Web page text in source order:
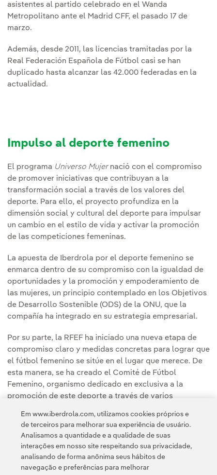
asistentes al partido celebrado en el Wanda
Metropolitano ante el Madrid CFF, el pasado 17 de
marzo.
Además, desde 2011, las licencias tramitadas por la
Real Federación Española de Fútbol casi se han
duplicado hasta alcanzar las 42.000 federadas en la
actualidad.
Impulso al deporte femenino
El programa Universo Mujernació con el compromiso
de promover iniciativas que contribuyan a la
transformación social a través de los valores del
deporte. Para ello, el proyecto profundiza en la
dimensión social y cultural del deporte para impulsar
un cambio en el estilo de vida y activar la promoción
de las competiciones femeninas.
La apuesta de Iberdrola por el deporte femenino se
enmarca dentro de su compromiso con la igualdad de
oportunidades y la promoción y empoderamiento de
las mujeres, un principio contemplado en los Objetivos
de Desarrollo Sostenible (ODS) de la ONU, que la
compañía ha integrado en su estrategia empresarial.
Por su parte, la RFEF ha iniciado una nueva etapa de
compromiso claro y medidas concretas para lograr que
el fútbol femenino se sitúe en el lugar que merece. De
esta manera, se ha creado el Comité de Fútbol
Femenino, organismo dedicado en exclusiva a la
promoción de este deporte a través de varios
Em www.iberdrola.com, utilizamos cookies próprios e
de terceiros para melhorar sua experiência de usuário.
Analisamos a quantidade e a qualidade de suas
interações em nosso site respeitando sua privacidade,
analisando de forma anônima seus hábitos de
navegação e preferências para melhorar